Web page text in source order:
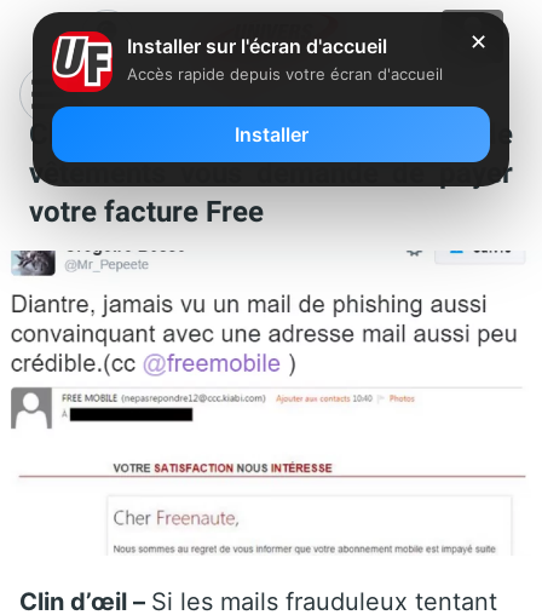
Clin d’œil : Quand un magasin de
vêtements vous demande de payer
votre facture Free
Clin d’œil – Si les mails frauduleux tentant
✕
Installer sur l'écran d'accueil
Accès rapide depuis votre écran d'accueil
Installer